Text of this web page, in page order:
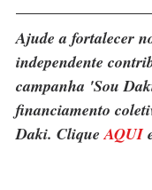
Ajude a fortalecer
independente
campanha 'Sou
financiamento
Daki. Clique AQUI